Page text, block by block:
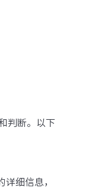
判断。以下
细信息，